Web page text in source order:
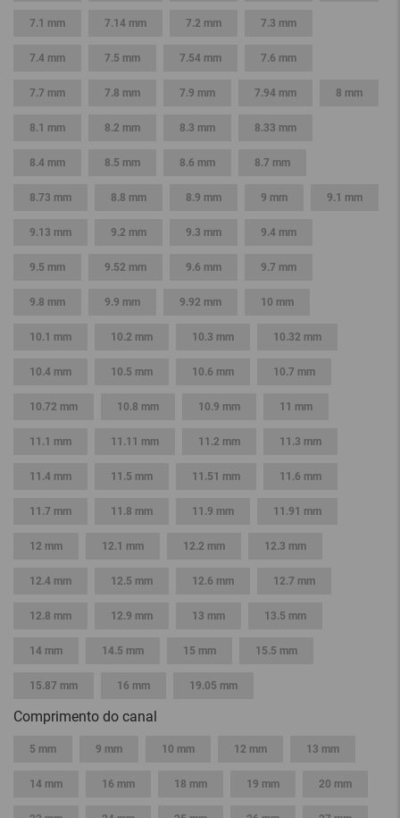
7.1 mm 7.14 mm 7.2 mm 7.3 mm
7.4 mm 7.5 mm 7.54 mm 7.6 mm
7.7 mm 7.8 mm 7.9 mm 7.94 mm 8 mm
8.1 mm 8.2 mm 8.3 mm 8.33 mm
8.4 mm 8.5 mm 8.6 mm 8.7 mm
8.73 mm 8.8 mm 8.9 mm 9 mm 9.1 mm
9.13 mm 9.2 mm 9.3 mm 9.4 mm
9.5 mm 9.52 mm 9.6 mm 9.7 mm
9.8 mm 9.9 mm 9.92 mm 10 mm
10.1 mm 10.2 mm 10.3 mm 10.32 mm
10.4 mm 10.5 mm 10.6 mm 10.7 mm
10.72 mm 10.8 mm 10.9 mm 11 mm
11.1 mm 11.11 mm 11.2 mm 11.3 mm
11.4 mm 11.5 mm 11.51 mm 11.6 mm
11.7 mm 11.8 mm 11.9 mm 11.91 mm
12 mm 12.1 mm 12.2 mm 12.3 mm
12.4 mm 12.5 mm 12.6 mm 12.7 mm
12.8 mm 12.9 mm 13 mm 13.5 mm
14 mm 14.5 mm 15 mm 15.5 mm
15.87 mm 16 mm 19.05 mm
Comprimento do canal
5 mm 9 mm 10 mm 12 mm 13 mm
14 mm 16 mm 18 mm 19 mm 20 mm